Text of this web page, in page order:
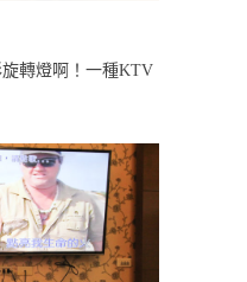
轉燈啊！一種KTV